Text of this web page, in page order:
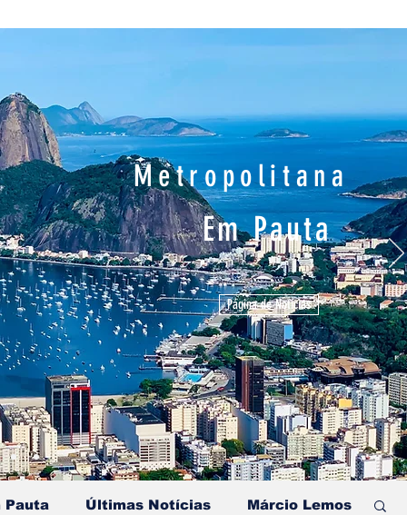
Pauta Últimas Notícias Márcio Lemos
Metropolitana
Em Pauta
Página de Notícias